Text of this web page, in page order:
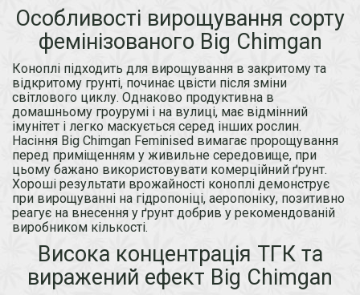
Особливості вирощування сорту
фемінізованого Big Chimgan
Коноплі підходить для вирощування в закритому та
відкритому грунті, починає цвісти після зміни
світлового циклу. Однаково продуктивна в
домашньому гроурумі і на вулиці, має відмінний
імунітет і легко маскується серед інших рослин.
Насіння Big Chimgan Feminised вимагає пророщування
перед приміщенням у живильне середовище, при
цьому бажано використовувати комерційний ґрунт.
Хороші результати врожайності коноплі демонструє
при вирощуванні на гідропоніці, аеропоніку, позитивно
реагує на внесення у ґрунт добрив у рекомендованій
виробником кількості.
Висока концентрація ТГК та
виражений ефект Big Chimgan